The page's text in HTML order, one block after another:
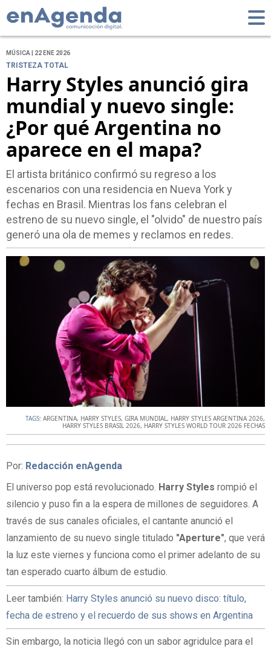
MÚSICA | 22 ENE 2026
TRISTEZA TOTAL
Harry Styles anunció gira
mundial y nuevo single:
¿Por qué Argentina no
aparece en el mapa?
El artista británico confirmó su regreso a los
escenarios con una residencia en Nueva York y
fechas en Brasil. Mientras los fans celebran el
estreno de su nuevo single, el "olvido" de nuestro país
generó una ola de memes y reclamos en redes.
TAGS: ARGENTINA, HARRY STYLES, GIRA MUNDIAL, HARRY STYLES ARGENTINA 2026,
HARRY STYLES BRASIL 2026, HARRY STYLES WORLD TOUR 2026 FECHAS
Por: Redacción enAgenda
El universo pop está revolucionado. Harry Styles rompió el
silencio y puso fin a la espera de millones de seguidores. A
través de sus canales oficiales, el cantante anunció el
lanzamiento de su nuevo single titulado "Aperture", que verá
la luz este viernes y funciona como el primer adelanto de su
tan esperado cuarto álbum de estudio.
Leer también: Harry Styles anunció su nuevo disco: título,
fecha de estreno y el recuerdo de sus shows en Argentina
Sin embargo, la noticia llegó con un sabor agridulce para el